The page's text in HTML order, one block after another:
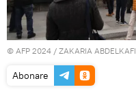
© AFP 2024 / ZAKARIA ABDELKAFI
Abonare